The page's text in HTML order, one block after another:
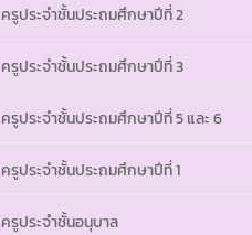
ครูประจำชั้นประถมศึกษาปีที่ 2
ครูประจำชั้นประถมศึกษาปีที่ 3
ครูประจำชั้นประถมศึกษาปีที่ 5 และ 6
ครูประจำชั้นประถมศึกษาปีที่ 1
ครูประจำชั้นอนุบาล